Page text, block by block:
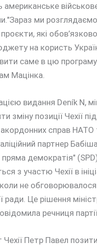
американське
ми
які
на користь
саме в цю програму
Мацінка.
видання Deník N,
зміну позиції Чехії
справ НАТО
партнер
пряма демократія"
з участю Чехії в
не обговорювалося
ради. Це рішення
речниця
Петр Павел